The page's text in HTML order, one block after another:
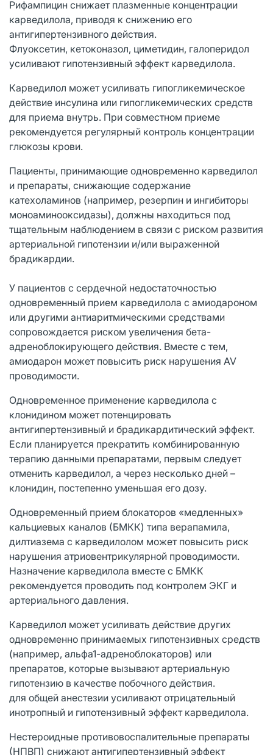
Рифампицин снижает плазменные концентрации
карведилола, приводя к снижению его
антигипертензивного действия.
Флуоксетин, кетоконазол, циметидин, галоперидол
усиливают гипотензивный эффект карведилола.
Карведилол может усиливать гипогликемическое
действие инсулина или гипогликемических средств
для приема внутрь. При совместном приеме
рекомендуется регулярный контроль концентрации
глюкозы крови.
Пациенты, принимающие одновременно карведилол
и препараты, снижающие содержание
катехоламинов (например, резерпин и ингибиторы
моноаминооксидазы), должны находиться под
тщательным наблюдением в связи с риском развития
артериальной гипотензии и/или выраженной
брадикардии.
У пациентов с сердечной недостаточностью
одновременный прием карведилола с амиодароном
или другими антиаритмическими средствами
сопровождается риском увеличения бета-
адреноблокирующего действия. Вместе с тем,
амиодарон может повысить риск нарушения AV
проводимости.
Одновременное применение карведилола с
клонидином может потенцировать
антигипертензивный и брадикардитический эффект.
Если планируется прекратить комбинированную
терапию данными препаратами, первым следует
отменить карведилол, а через несколько дней –
клонидин, постепенно уменьшая его дозу.
Одновременный прием блокаторов «медленных»
кальциевых каналов (БМКК) типа верапамила,
дилтиазема с карведилолом может повысить риск
нарушения атриовентрикулярной проводимости.
Назначение карведилола вместе с БМКК
рекомендуется проводить под контролем ЭКГ и
артериального давления.
Карведилол может усиливать действие других
одновременно принимаемых гипотензивных средств
(например, альфа1-адреноблокаторов) или
препаратов, которые вызывают артериальную
гипотензию в качестве побочного действия.
для общей анестезии усиливают отрицательный
инотропный и гипотензивный эффект карведилола.
Нестероидные противовоспалительные препараты
(НПВП) снижают антигипертензивный эффект